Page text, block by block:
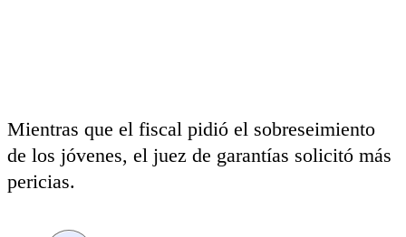
Mientras que el fiscal pidió el sobreseimiento
de los jóvenes, el juez de garantías solicitó más
pericias.